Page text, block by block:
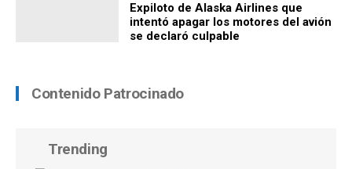
Expiloto de Alaska Airlines que
intentó apagar los motores del avión
se declaró culpable
Contenido Patrocinado
Trending